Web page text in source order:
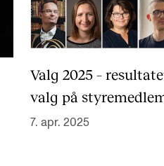
og plakat
og video
Valg 2025 –
valg på
7. apr. 2025